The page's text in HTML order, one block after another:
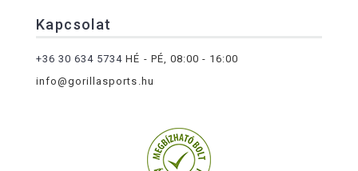
Kapcsolat
+36 30 634 5734 HÉ - PÉ, 08:00 - 16:00
info@gorillasports.hu